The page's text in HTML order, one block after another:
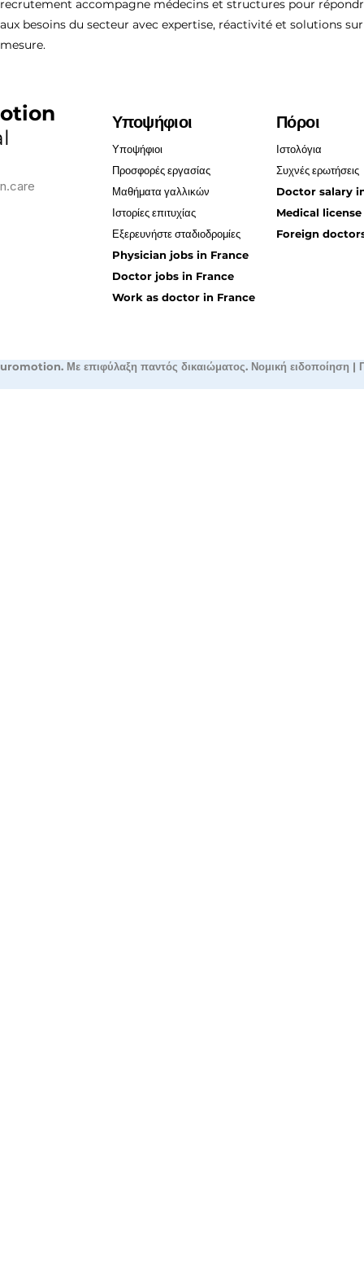
recrutement accompagne médecins et structures pour
aux besoins du secteur avec expertise, réactivité et solutions sur
mesure.
Υποψήφιοι
Υποψήφιοι
Προσφορές εργασίας
Μαθήματα γαλλικών
Ιστορίες επιτυχίας
Εξερευνήστε σταδιοδρομίες
Physician jobs in France
Doctor jobs in France
Work as doctor in France
Πόροι
Ιστολόγια
Συχνές ερωτήσεις
Doctor salary
Medical
Foreign
Με επιφύλαξη παντός δικαιώματος. Νομική ειδοποίηση |